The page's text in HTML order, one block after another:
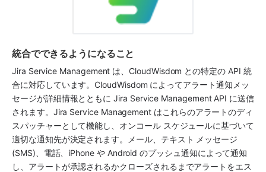
統合でできるようになること
Jira Service Management は、 CloudWisdom との特定の API 統
合に対応しています。 CloudWisdom によってアラート通知メッ
セージが詳細情報とともに Jira Service Management API に送信
されます。 Jira Service Management はこれらのアラートのディ
スパッチャーとして機能し、オンコール スケジュールに基づいて
適切な通知先が決定されます。メール、テキスト メッセージ
(SMS)、電話、iPhone や Android のプッシュ通知によって通知
し、アラートが承認されるかクローズされるまでアラートをエス